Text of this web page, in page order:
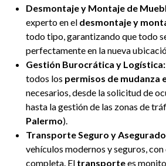
Desmontaje y Montaje de
experto en el desmontaje y
todo tipo, garantizando que todo
perfectamente en la nueva
Gestión Burocrática y Logística:
todos los permisos de mudanza
necesarios, desde la solicitud de
hasta la gestión de las zonas de
Palermo).
Transporte Seguro y
vehículos modernos y seguros,
completa. El transportees